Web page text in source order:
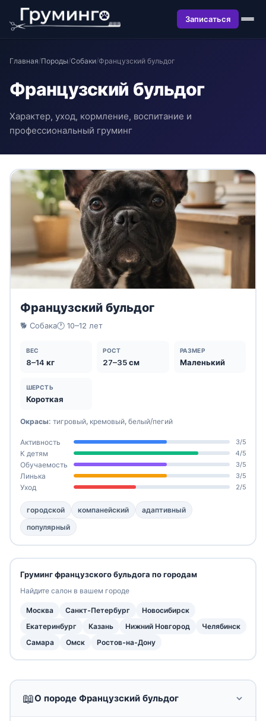
Записаться
Главная/Породы/Собаки/Французский бульдог
Французский бульдог
Характер, уход, кормление, воспитание и
профессиональный груминг
📖О породе Французский бульдог
Французский бульдог
🐕 Собака🕐 10–12 лет
ВЕС
8–14 кг
РОСТ
27–35 см
РАЗМЕР
Маленький
ШЕРСТЬ
Короткая
Окрасы: тигровый, кремовый, белый/пегий
Активность 3/5
К детям 4/5
Обучаемость 3/5
Линька 3/5
Уход 2/5
городской компанейский
адаптивный
популярный
Груминг французского бульдога по городам
Найдите салон в вашем городе
Москва Санкт-Петербург
Новосибирск
Екатеринбург
Казань Нижний Новгород
Челябинск
Самара
Омск Ростов-на-Дону